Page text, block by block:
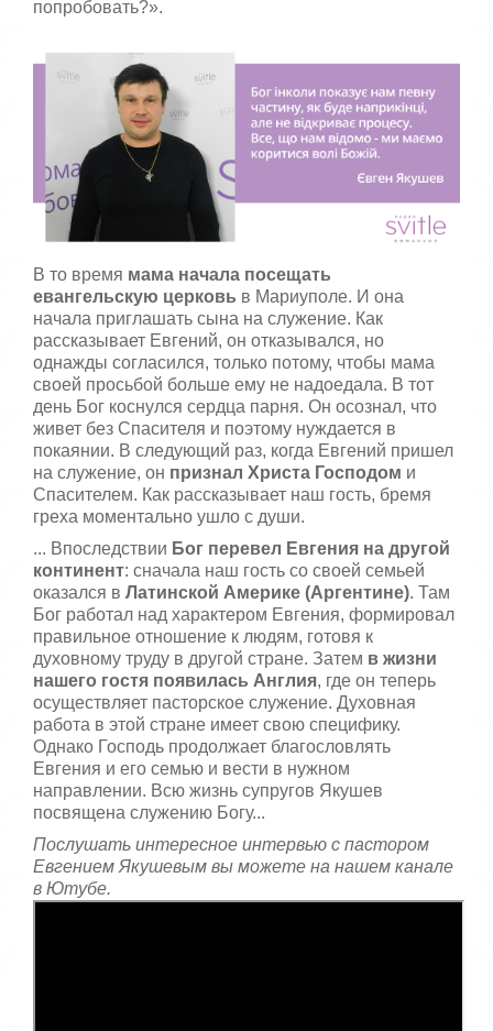
попробовать?».
В то время мама начала посещать
евангельскую церковь в Мариуполе. И она
начала приглашать сына на служение. Как
рассказывает Евгений, он отказывался, но
однажды согласился, только потому, чтобы мама
своей просьбой больше ему не надоедала. В тот
день Бог коснулся сердца парня. Он осознал, что
живет без Спасителя и поэтому нуждается в
покаянии. В следующий раз, когда Евгений пришел
на служение, он признал Христа Господом и
Спасителем. Как рассказывает наш гость, бремя
греха моментально ушло с души.
... Впоследствии Бог перевел Евгения на другой
континент: сначала наш гость со своей семьей
оказался в Латинской Америке (Аргентине). Там
Бог работал над характером Евгения, формировал
правильное отношение к людям, готовя к
духовному труду в другой стране. Затем в жизни
нашего гостя появилась Англия, где он теперь
осуществляет пасторское служение. Духовная
работа в этой стране имеет свою специфику.
Однако Господь продолжает благословлять
Евгения и его семью и вести в нужном
направлении. Всю жизнь супругов Якушев
посвящена служению Богу...
Послушать интересное интервью с пастором
Евгением Якушевым вы можете на нашем канале
в Ютубе.